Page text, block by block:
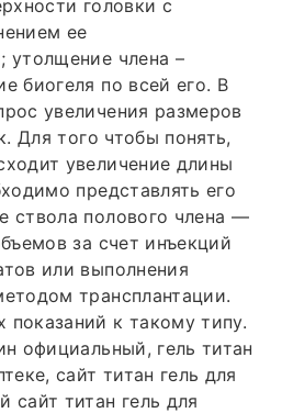
головки с
ее
утолщение члена –
биогеля по всей его. В
увеличения размеров
Для того чтобы понять,
увеличение длины
представлять его
ствола полового члена —
за счет инъекций
или выполнения
трансплантации.
к такому типу.
официальный, гель титан
сайт титан гель для
титан гель для